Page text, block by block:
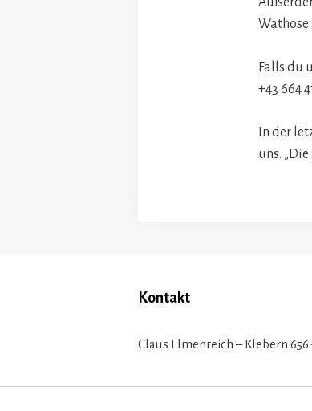
Wathose
Falls du
+43 664
In der
uns.
Kontakt
Claus Elmenreich – Klebern 656